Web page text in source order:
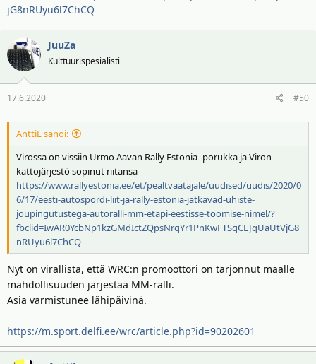
jG8nRUyu6l7ChCQ
JuuZa
Kulttuurispesialisti
17.6.2020 #50
AnttiL sanoi:
Virossa on vissiin Urmo Aavan Rally Estonia -porukka ja Viron
kattojärjestö sopinut riitansa
https://www.rallyestonia.ee/et/pealtvaatajale/uudised/uudis/2020/0
6/17/eesti-autospordi-liit-ja-rally-estonia-jatkavad-uhiste-
joupingutustega-autoralli-mm-etapi-eestisse-toomise-nimel/?
fbclid=IwAR0YcbNp1kzGMdIctZQpsNrqYr1PnKwFTSqCEJqUaUtVjG8
nRUyu6l7ChCQ
Nyt on virallista, että WRC:n promoottori on tarjonnut maalle
mahdollisuuden järjestää MM-ralli.
Asia varmistunee lähipäivinä.
https://m.sport.delfi.ee/wrc/article.php?id=90202601